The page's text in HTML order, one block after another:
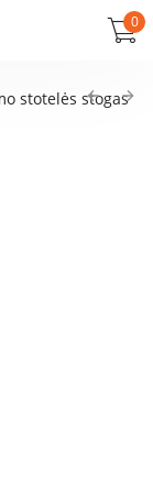
0
stotelės stogas